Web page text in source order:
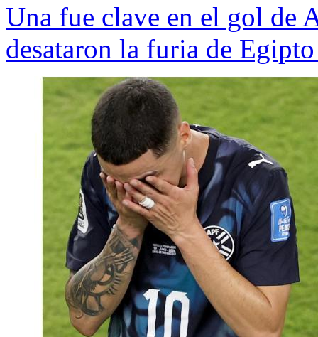
Una fue clave en el gol de
desataron la furia de